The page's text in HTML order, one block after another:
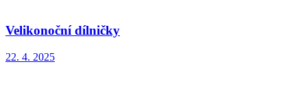
Velikonoční dílničky
22. 4. 2025